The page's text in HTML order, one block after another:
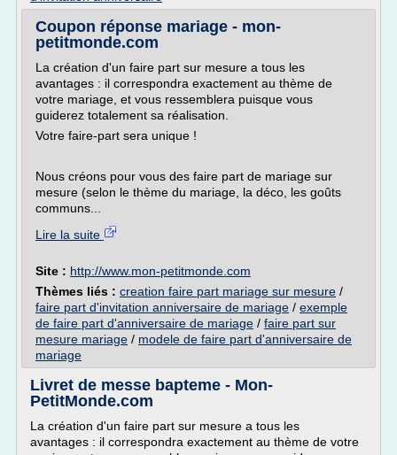
Coupon réponse mariage - mon-
petitmonde.com
La création d'un faire part sur mesure a tous les
avantages : il correspondra exactement au thème de
votre mariage, et vous ressemblera puisque vous
guiderez totalement sa réalisation.
Votre faire-part sera unique !
Nous créons pour vous des faire part de mariage sur
mesure (selon le thème du mariage, la déco, les goûts
communs...
Lire la suite
Site : http://www.mon-petitmonde.com
Thèmes liés : creation faire part mariage sur mesure /
faire part d'invitation anniversaire de mariage / exemple
de faire part d'anniversaire de mariage / faire part sur
mesure mariage / modele de faire part d'anniversaire de
mariage
Livret de messe bapteme - Mon-
PetitMonde.com
La création d'un faire part sur mesure a tous les
avantages : il correspondra exactement au thème de votre